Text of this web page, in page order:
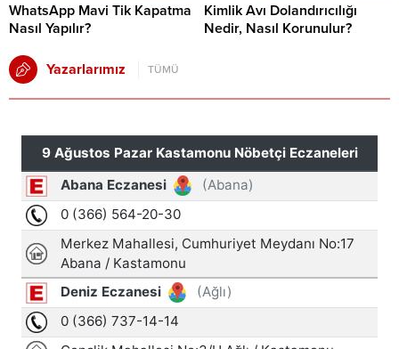
WhatsApp Mavi Tik Kapatma
Nasıl Yapılır?
Kimlik Avı Dolandırıcılığı
Nedir, Nasıl Korunulur?
Yazarlarımız TÜMÜ